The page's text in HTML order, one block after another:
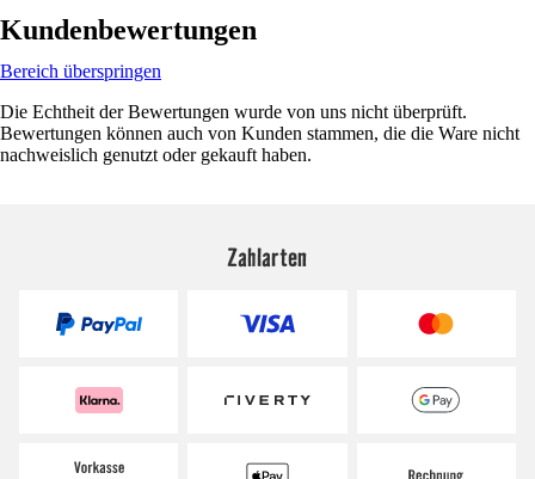
Kundenbewertungen
Bereich überspringen
Die Echtheit der Bewertungen wurde von uns nicht überprüft.
Bewertungen können auch von Kunden stammen, die die Ware nicht
nachweislich genutzt oder gekauft haben.
Zahlarten